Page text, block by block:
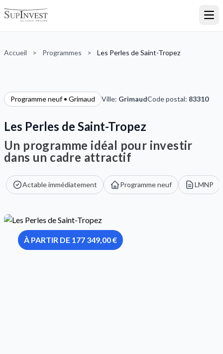
Accueil > Programmes > Les Perles de Saint-Tropez
Programme neuf • Grimaud Ville: GrimaudCode postal: 83310
Les Perles de Saint-Tropez
Un programme idéal pour investir
dans un cadre attractif
Actable immédiatement Programme neuf LMNP
À PARTIR DE 177 349,00 €